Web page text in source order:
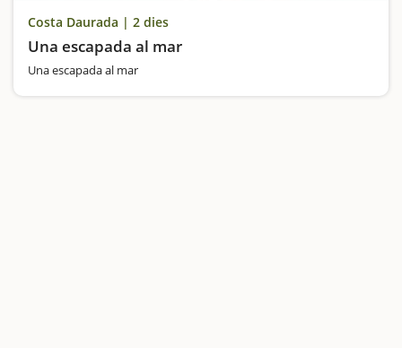
Costa Daurada | 2 dies
Una escapada al mar
Una escapada al mar